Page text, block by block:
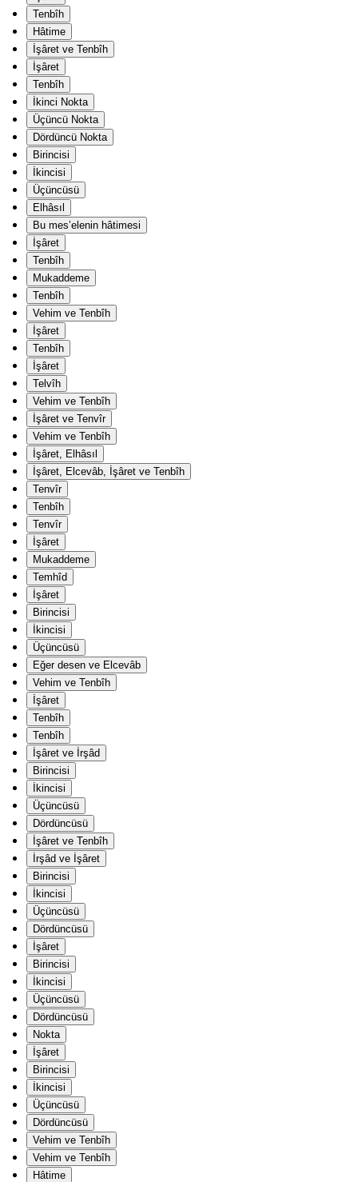
Tenbîh
Hâtime
İşâret ve Tenbîh
İşâret
Tenbîh
İkinci Nokta
Üçüncü Nokta
Dördüncü Nokta
Birincisi
İkincisi
Üçüncüsü
Elhâsıl
Bu mes’elenin hâtimesi
İşâret
Tenbîh
Mukaddeme
Tenbîh
Vehim ve Tenbîh
İşâret
Tenbîh
İşâret
Telvîh
Vehim ve Tenbîh
İşâret ve Tenvîr
Vehim ve Tenbîh
İşâret, Elhâsıl
İşâret, Elcevâb, İşâret ve Tenbîh
Tenvîr
Tenbîh
Tenvîr
İşâret
Mukaddeme
Temhîd
İşâret
Birincisi
İkincisi
Üçüncüsü
Eğer desen ve Elcevâb
Vehim ve Tenbîh
İşâret
Tenbîh
Tenbîh
İşâret ve İrşâd
Birincisi
İkincisi
Üçüncüsü
Dördüncüsü
İşâret ve Tenbîh
İrşâd ve İşâret
Birincisi
İkincisi
Üçüncüsü
Dördüncüsü
İşâret
Birincisi
İkincisi
Üçüncüsü
Dördüncüsü
Nokta
İşâret
Birincisi
İkincisi
Üçüncüsü
Dördüncüsü
Vehim ve Tenbîh
Vehim ve Tenbîh
Hâtime